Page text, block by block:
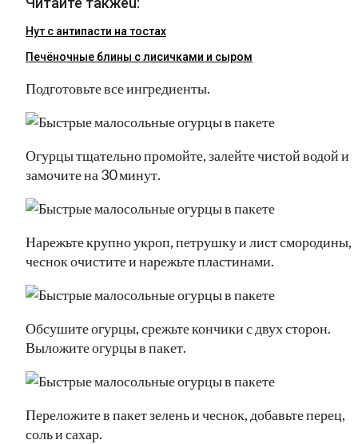
Нут с антипасти на тостах
Печёночные блины с лисичками и сыром
Подготовьте все ингредиенты.
Огурцы тщательно промойте, залейте чистой водой и
замочите на 30 минут.
Нарежьте крупно укроп, петрушку и лист смородины,
чеснок очистите и нарежьте пластинами.
Обсушите огурцы, срежьте кончики с двух сторон.
Выложите огурцы в пакет.
Переложите в пакет зелень и чеснок, добавьте перец,
соль и сахар.